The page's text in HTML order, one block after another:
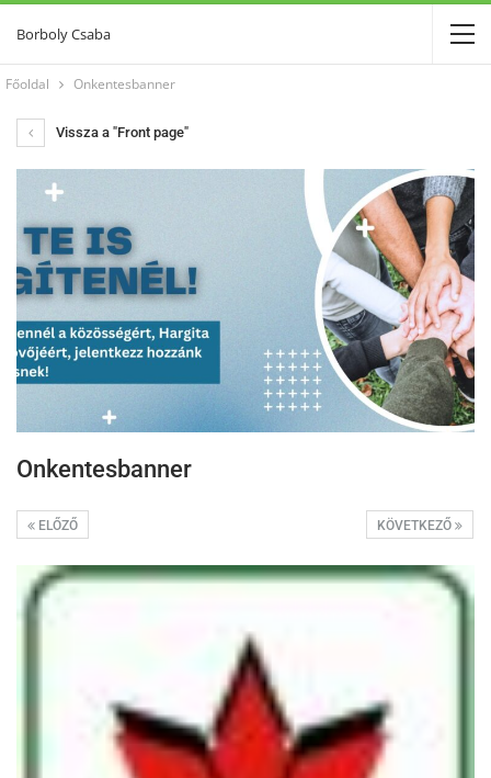
Borboly Csaba
Főoldal Onkentesbanner
Vissza a "Front page"
Onkentesbanner
KÖVETKEZŐ
ELŐZŐ